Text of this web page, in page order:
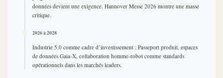
données devient une exigence. Hannover Messe 2026 montre une masse
critique.
2026 à 2028
Industrie 5.0 comme cadre d’investissement : Passeport produit, espaces
de données Gaia-X, collaboration homme-robot comme standards
opérationnels dans les marchés leaders.